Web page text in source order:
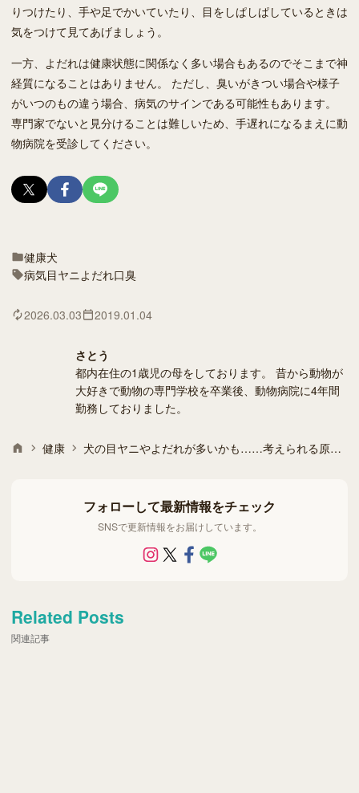
りつけたり、手や足でかいていたり、目をしぱしぱしているときは
気をつけて見てあげましょう。
一方、よだれは健康状態に関係なく多い場合もあるのでそこまで神
経質になることはありません。 ただし、臭いがきつい場合や様子
がいつのもの違う場合、病気のサインである可能性もあります。
専門家でないと見分けることは難しいため、手遅れになるまえに動
物病院を受診してください。
健康犬
病気目ヤニ よだれ口臭
2026.03.03 2019.01.04
さとう
都内在住の1歳児の母をしております。 昔から動物が
大好きで動物の専門学校を卒業後、動物病院に4年間
勤務しておりました。
健康 犬の目ヤニやよだれが多いかも……考えられる原因と対策は？
フォローして最新情報をチェック
SNSで更新情報をお届けしています。
Related Posts
関連記事